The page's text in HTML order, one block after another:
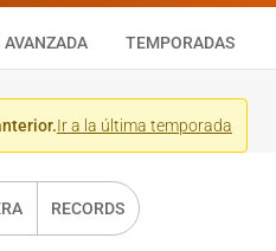
AVANZADA TEMPORADAS
Ir a la última temporada
RECORDS